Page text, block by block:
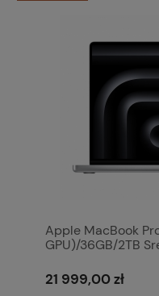
Apple MacBook
GPU)/36GB/2TB
21 999,00 zł